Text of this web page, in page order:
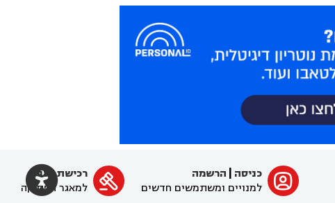
 ﱐ כניסה
הרשמה
למנויים ומשתמשים חדשים

רכישת מנוי
למאגר הפסיקה